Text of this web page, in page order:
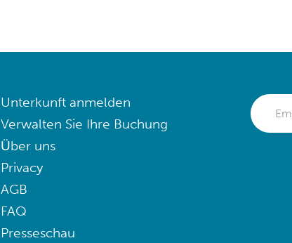
Unterkunft anmelden
Verwalten Sie Ihre Buchung
Über uns
Privacy
AGB
FAQ
Presseschau